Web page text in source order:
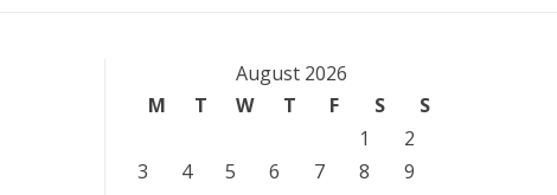
August 2026
M
T W T F S
S
1
2
3
4 5 6 7 8
9